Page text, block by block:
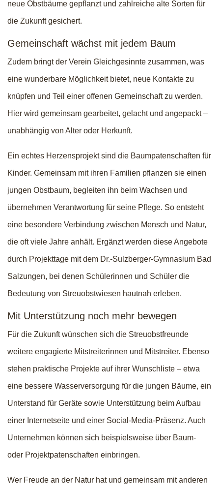
neue Obstbäume gepflanzt und zahlreiche alte Sorten für
die Zukunft gesichert.
Gemeinschaft wächst mit jedem Baum
Zudem bringt der Verein Gleichgesinnte zusammen, was
eine wunderbare Möglichkeit bietet, neue Kontakte zu
knüpfen und Teil einer offenen Gemeinschaft zu werden.
Hier wird gemeinsam gearbeitet, gelacht und angepackt –
unabhängig von Alter oder Herkunft.
Ein echtes Herzensprojekt sind die Baumpatenschaften für
Kinder. Gemeinsam mit ihren Familien pflanzen sie einen
jungen Obstbaum, begleiten ihn beim Wachsen und
übernehmen Verantwortung für seine Pflege. So entsteht
eine besondere Verbindung zwischen Mensch und Natur,
die oft viele Jahre anhält. Ergänzt werden diese Angebote
durch Projekttage mit dem Dr.-Sulzberger-Gymnasium Bad
Salzungen, bei denen Schülerinnen und Schüler die
Bedeutung von Streuobstwiesen hautnah erleben.
Mit Unterstützung noch mehr bewegen
Für die Zukunft wünschen sich die Streuobstfreunde
weitere engagierte Mitstreiterinnen und Mitstreiter. Ebenso
stehen praktische Projekte auf ihrer Wunschliste – etwa
eine bessere Wasserversorgung für die jungen Bäume, ein
Unterstand für Geräte sowie Unterstützung beim Aufbau
einer Internetseite und einer Social-Media-Präsenz. Auch
Unternehmen können sich beispielsweise über Baum-
oder Projektpatenschaften einbringen.
Wer Freude an der Natur hat und gemeinsam mit anderen